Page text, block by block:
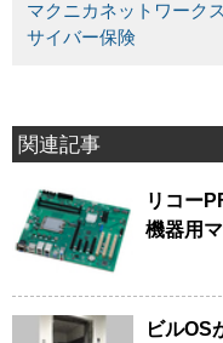
マクニカネットワークス
サイバー保険
関連記事
リコー
機器用
ビルOS